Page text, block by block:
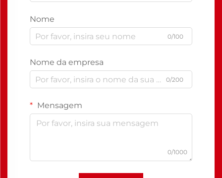
Nome
0/100
Nome da empresa
0/200
Mensagem
0/1000